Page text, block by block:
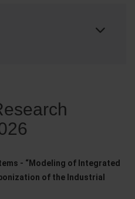
- “Modeling of Integrated
of the Industrial